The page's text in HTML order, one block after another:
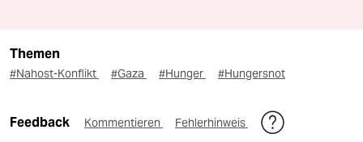
Themen
#Nahost-Konflikt #Gaza #Hunger #Hungersnot
Feedback Kommentieren Fehlerhinweis